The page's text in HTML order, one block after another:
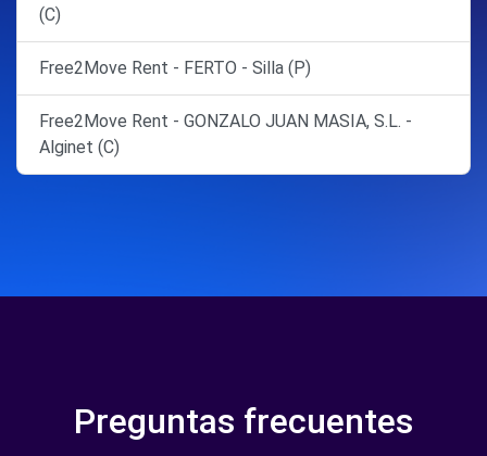
(C)
Free2Move Rent - FERTO - Silla (P)
Free2Move Rent - GONZALO JUAN MASIA, S.L. -
Alginet (C)
Preguntas frecuentes